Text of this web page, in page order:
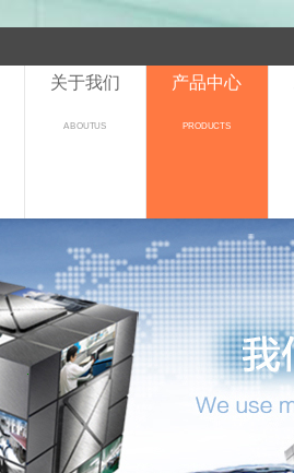
ABOUTUS
关于我们
PRODUCTS
产品中心